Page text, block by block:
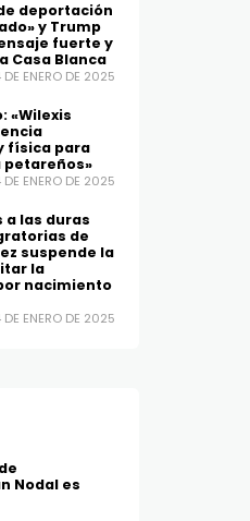
deportación
y Trump
fuerte y
Casa Blanca
ENERO DE 2025
«Wilexis
física para
ENERO DE 2025
a las duras
de
suspende la
la
nacimiento
ENERO DE 2025
Nodal es